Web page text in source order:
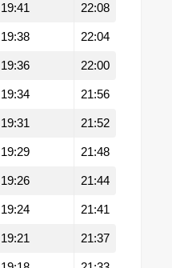
19:41 22:08
19:38 22:04
19:36 22:00
19:34 21:56
19:31 21:52
19:29 21:48
19:26 21:44
19:24 21:41
19:21 21:37